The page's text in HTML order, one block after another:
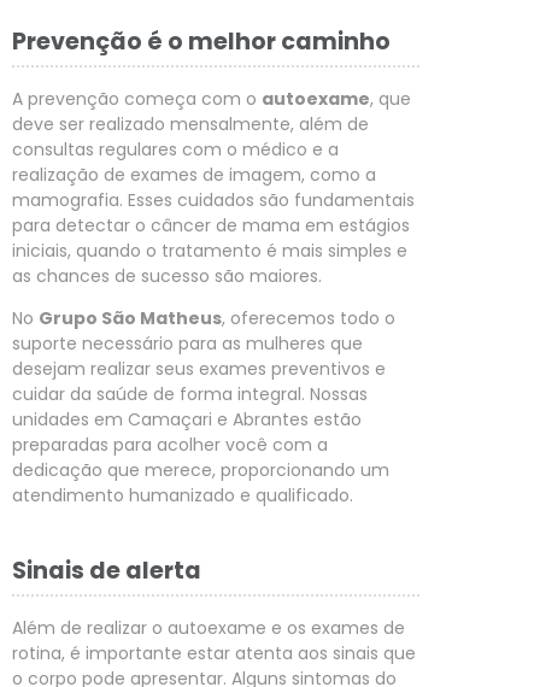
Prevenção é o melhor caminho
A prevenção começa com o autoexame, que
deve ser realizado mensalmente, além de
consultas regulares com o médico e a
realização de exames de imagem, como a
mamografia. Esses cuidados são fundamentais
para detectar o câncer de mama em estágios
iniciais, quando o tratamento é mais simples e
as chances de sucesso são maiores.
No Grupo São Matheus, oferecemos todo o
suporte necessário para as mulheres que
desejam realizar seus exames preventivos e
cuidar da saúde de forma integral. Nossas
unidades em Camaçari e Abrantes estão
preparadas para acolher você com a
dedicação que merece, proporcionando um
atendimento humanizado e qualificado.
Sinais de alerta
Além de realizar o autoexame e os exames de
rotina, é importante estar atenta aos sinais que
o corpo pode apresentar. Alguns sintomas do